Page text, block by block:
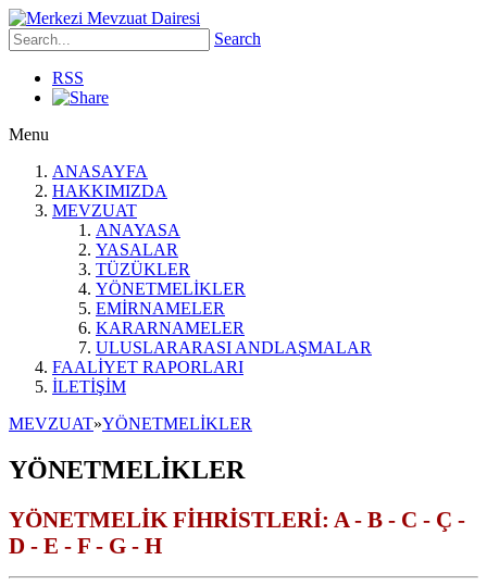
Search
RSS
Menu
ANASAYFA
HAKKIMIZDA
MEVZUAT
ANAYASA
YASALAR
TÜZÜKLER
YÖNETMELİKLER
EMİRNAMELER
KARARNAMELER
ULUSLARARASI ANDLAŞMALAR
FAALİYET RAPORLARI
İLETİŞİM
MEVZUAT»YÖNETMELİKLER
YÖNETMELİKLER
YÖNETMELİK FİHRİSTLERİ: A - B - C - Ç -
D - E - F - G - H